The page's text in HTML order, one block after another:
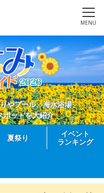
MENU
やプール、海水浴場、
ポットを大紹介
夏祭り
イベント
ランキング